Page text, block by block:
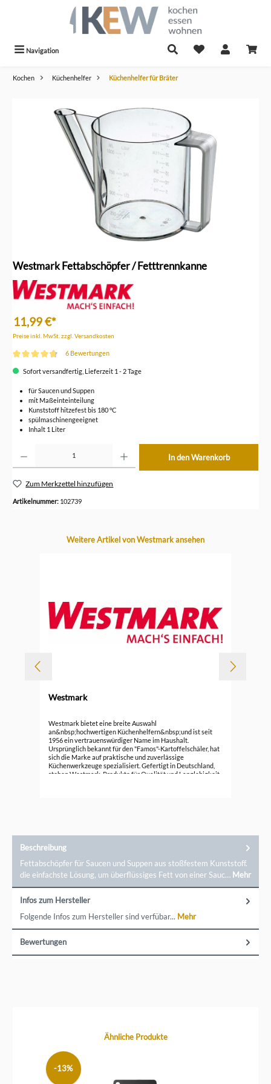
Navigation
Kochen Küchenhelfer Küchenhelfer für Bräter
Bildergalerie überspringen
Westmark Fettabschöpfer / Fetttrennkanne
11,99 €*
Preise inkl. MwSt. zzgl. Versandkosten
6 Bewertungen
Sofort versandfertig, Lieferzeit 1 - 2 Tage
für Saucen und Suppen
mit Maßeinteinteilung
Kunststoff hitzefest bis 180 °C
spülmaschinengeeignet
Inhalt 1 Liter
In den Warenkorb
Zum Merkzettel hinzufügen
Artikelnummer: 102739
Produktgalerie überspringen
Weitere Artikel von Westmark ansehen
Westmark
Westmark bietet eine breite Auswahl
an&nbsp;hochwertigen Küchenhelfern&nbsp;und ist seit
1956 ein vertrauenswürdiger Name im Haushalt.
Ursprünglich bekannt für den "Famos"-Kartoffelschäler, hat
sich die Marke auf praktische und zuverlässige
Küchenwerkzeuge spezialisiert. Gefertigt in Deutschland,
stehen Westmark-Produkte für Qualität und Langlebigkeit.
geschafft.Markeninformationen: Westmark GmbH, Im
Gewerbegebiet 6, 57368 Lennestadt-Elspe,
info@westmark.de
Beschreibung
Fettabschöpfer für Saucen und Suppen aus stoßfestem Kunststoff.
die einfachste Lösung, um überflüssiges Fett von einer Sauc… Mehr
Infos zum Hersteller
Folgende Infos zum Hersteller sind verfübar... Mehr
Bewertungen
Produktgalerie überspringenÄhnliche Produkte
-13%